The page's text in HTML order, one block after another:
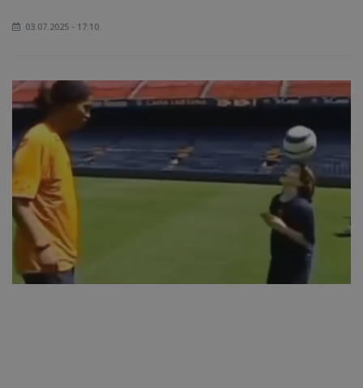
03.07.2025 - 17:10